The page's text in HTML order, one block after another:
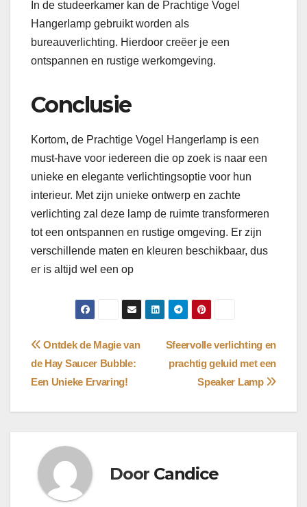
In de studeerkamer kan de Prachtige Vogel
Hangerlamp gebruikt worden als
bureauverlichting. Hierdoor creëer je een
ontspannen en rustige werkomgeving.
Conclusie
Kortom, de Prachtige Vogel Hangerlamp is een
must-have voor iedereen die op zoek is naar een
unieke en elegante verlichtingsoptie voor hun
interieur. Met zijn unieke ontwerp en zachte
verlichting zal deze lamp de ruimte transformeren
tot een ontspannen en rustige omgeving. Er zijn
verschillende maten en kleuren beschikbaar, dus
er is altijd wel een op
Bericht
navigatie
Sfeervolle verlichting en
prachtig geluid met een
Speaker Lamp
Ontdek de Magie van
de Hay Saucer Bubble:
Een Unieke Ervaring!
Door Candice